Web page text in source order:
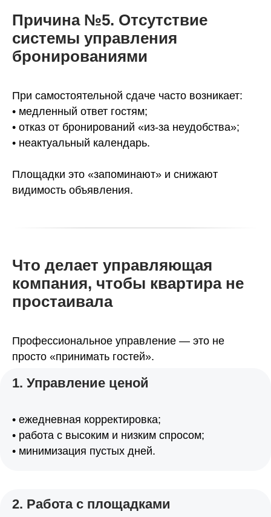
Причина №5. Отсутствие
системы управления
бронированиями
При самостоятельной сдаче часто возникает:
• медленный ответ гостям;
• отказ от бронирований «из-за неудобства»;
• неактуальный календарь.
Площадки это «запоминают» и снижают
видимость объявления.
Что делает управляющая
компания, чтобы квартира не
простаивала
Профессиональное управление — это не
просто «принимать гостей».
1. Управление ценой
• ежедневная корректировка;
• работа с высоким и низким спросом;
• минимизация пустых дней.
2. Работа с площадками